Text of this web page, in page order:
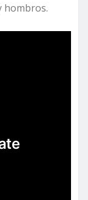
hombros.